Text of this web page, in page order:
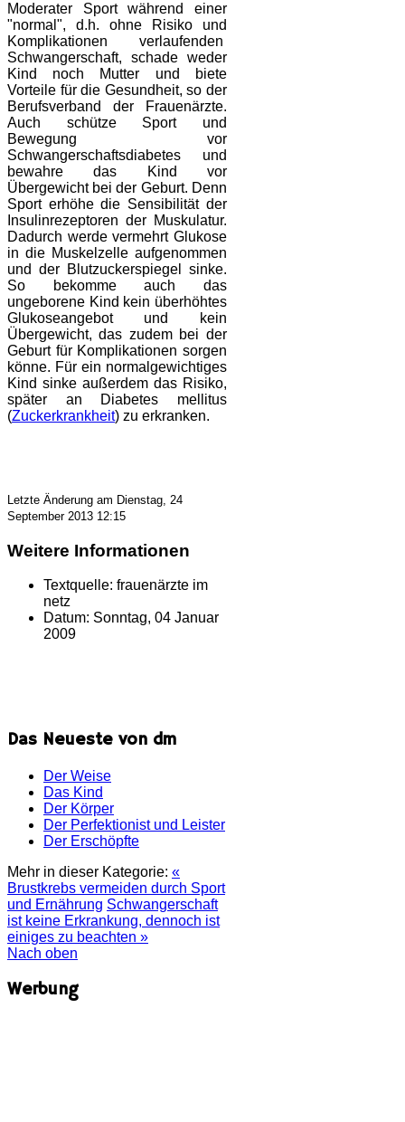
Moderater Sport während einer
"normal", d.h. ohne Risiko und
Komplikationen verlaufenden
Schwangerschaft, schade weder
Kind noch Mutter und biete
Vorteile für die Gesundheit, so der
Berufsverband der Frauenärzte.
Auch schütze Sport und
Bewegung vor
Schwangerschaftsdiabetes und
bewahre das Kind vor
Übergewicht bei der Geburt. Denn
Sport erhöhe die Sensibilität der
Insulinrezeptoren der Muskulatur.
Dadurch werde vermehrt Glukose
in die Muskelzelle aufgenommen
und der Blutzuckerspiegel sinke.
So bekomme auch das
ungeborene Kind kein überhöhtes
Glukoseangebot und kein
Übergewicht, das zudem bei der
Geburt für Komplikationen sorgen
könne. Für ein normalgewichtiges
Kind sinke außerdem das Risiko,
später an Diabetes mellitus
(Zuckerkrankheit) zu erkranken.
Letzte Änderung am Dienstag, 24
September 2013 12:15
Weitere Informationen
Textquelle: frauenärzte im
netz
Datum: Sonntag, 04 Januar
2009
Das Neueste von dm
Der Weise
Das Kind
Der Körper
Der Perfektionist und Leister
Der Erschöpfte
Mehr in dieser Kategorie: «
Brustkrebs vermeiden durch Sport
und Ernährung Schwangerschaft
ist keine Erkrankung, dennoch ist
einiges zu beachten »
Nach oben
Werbung